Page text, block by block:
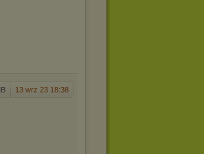
13 wrz 23 18:38